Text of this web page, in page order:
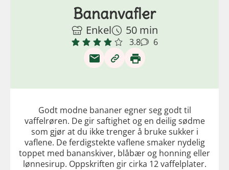
Bananvafler
Enkel 50 min
3.8 6
Godt modne bananer egner seg godt til
vaffelrøren. De gir saftighet og en deilig sødme
som gjør at du ikke trenger å bruke sukker i
vaflene. De ferdigstekte vaflene smaker nydelig
toppet med bananskiver, blåbær og honning eller
lønnesirup. Oppskriften gir cirka 12 vaffelplater.